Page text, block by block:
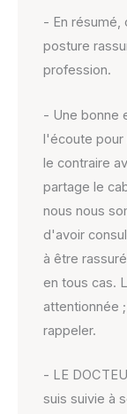
- En résumé,
posture
profession.
- Une bonne
l'écoute pour
le contraire
partage le
nous nous
d'avoir
à être
en tous cas.
attentionnée
rappeler.
- LE
suis suivie à